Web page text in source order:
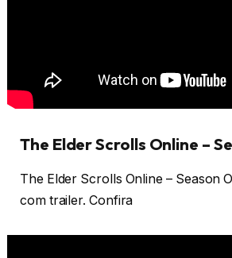
The Elder Scrolls Online –
The Elder Scrolls Online – Season
com trailer. Confira